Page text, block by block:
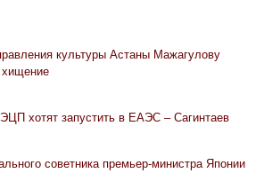
культуры Астаны Мажагулову
хищение
хотят запустить в ЕАЭС – Сагинтаев
советника премьер-министра Японии